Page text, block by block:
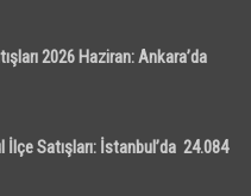
2026 Haziran: Ankara’da
Satışları: İstanbul’da 24.084